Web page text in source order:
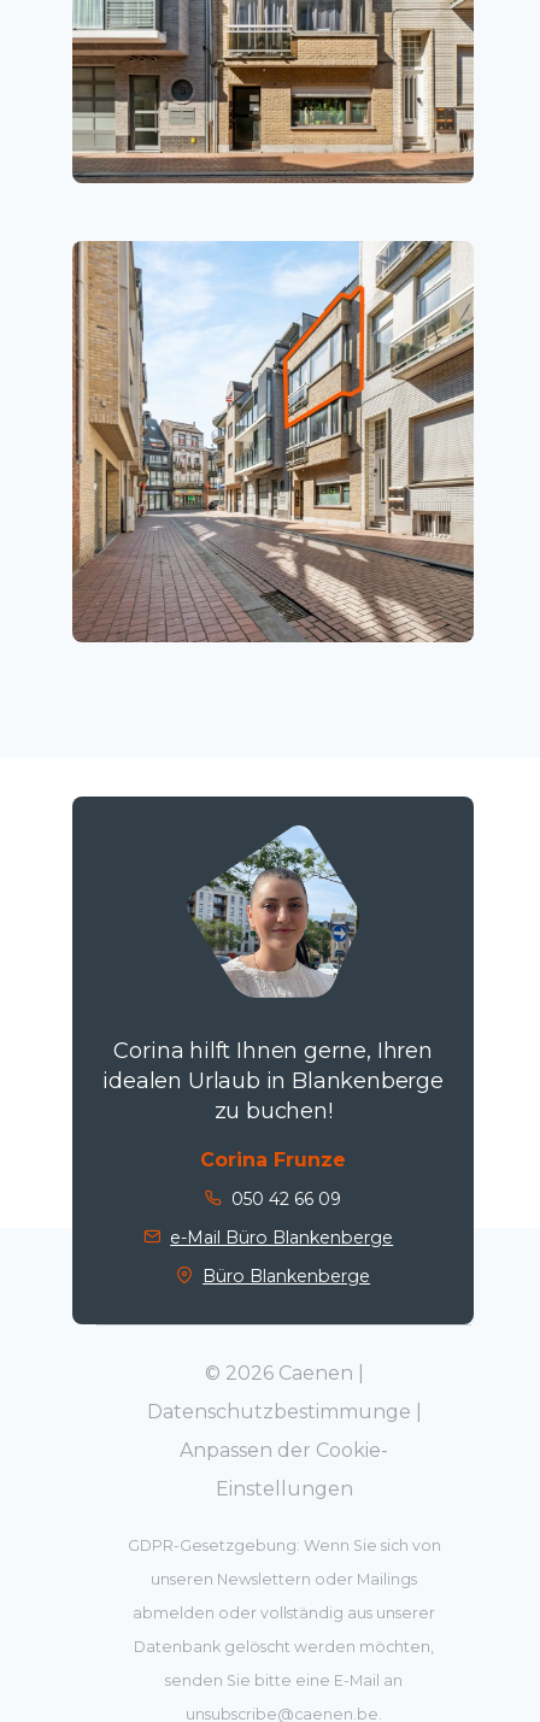
Corina hilft Ihnen gerne, Ihren
idealen Urlaub in Blankenberge
zu buchen!
Corina Frunze
050 42 66 09
e-Mail Büro Blankenberge
Büro Blankenberge
© 2026 Caenen |
Datenschutzbestimmunge
Anpassen der Cookie-
Einstellungen
GDPR-Gesetzgebung: Wenn Sie sich von
unseren Newslettern oder Mailings
abmelden oder vollständig aus unserer
Datenbank gelöscht werden möchten,
senden Sie bitte eine E-Mail an
unsubscribe@caenen.be